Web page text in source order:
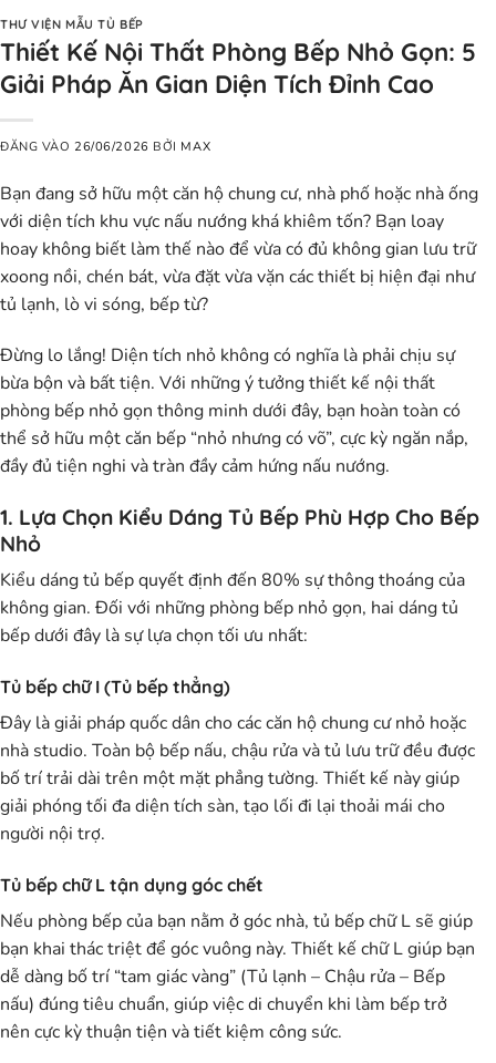
THƯ VIỆN MẪU TỦ BẾP
Thiết Kế Nội Thất Phòng Bếp Nhỏ Gọn: 5
Giải Pháp Ăn Gian Diện Tích Đỉnh Cao
ĐĂNG VÀO26/06/2026 BỞI MAX
Bạn đang sở hữu một căn hộ chung cư, nhà phố hoặc nhà ống
với diện tích khu vực nấu nướng khá khiêm tốn? Bạn loay
hoay không biết làm thế nào để vừa có đủ không gian lưu trữ
xoong nồi, chén bát, vừa đặt vừa vặn các thiết bị hiện đại như
tủ lạnh, lò vi sóng, bếp từ?
Đừng lo lắng! Diện tích nhỏ không có nghĩa là phải chịu sự
bừa bộn và bất tiện. Với những ý tưởngthiết kế nội thất
phòng bếp nhỏ gọn thông minh dưới đây, bạn hoàn toàn có
thể sở hữu một căn bếp “nhỏ nhưng có võ”, cực kỳ ngăn nắp,
đầy đủ tiện nghi và tràn đầy cảm hứng nấu nướng.
1. Lựa Chọn Kiểu Dáng Tủ Bếp Phù Hợp Cho Bếp
Nhỏ
Kiểu dáng tủ bếp quyết định đến 80% sự thông thoáng của
không gian. Đối với những phòng bếp nhỏ gọn, hai dáng tủ
bếp dưới đây là sự lựa chọn tối ưu nhất:
Tủ bếp chữ I (Tủ bếp thẳng)
Đây là giải pháp quốc dân cho các căn hộ chung cư nhỏ hoặc
nhà studio. Toàn bộ bếp nấu, chậu rửa và tủ lưu trữ đều được
bố trí trải dài trên một mặt phẳng tường. Thiết kế này giúp
giải phóng tối đa diện tích sàn, tạo lối đi lại thoải mái cho
người nội trợ.
Tủ bếp chữ L tận dụng góc chết
Nếu phòng bếp của bạn nằm ở góc nhà, tủ bếp chữ L sẽ giúp
bạn khai thác triệt để góc vuông này. Thiết kế chữ L giúp bạn
dễ dàng bố trí “tam giác vàng” (Tủ lạnh – Chậu rửa – Bếp
nấu) đúng tiêu chuẩn, giúp việc di chuyển khi làm bếp trở
nên cực kỳ thuận tiện và tiết kiệm công sức.